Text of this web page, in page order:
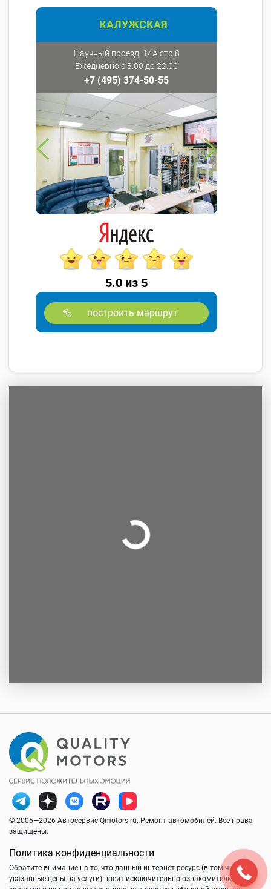
КАЛУЖСКАЯ
Научный проезд, 14А стр.8
Ежедневно с 8:00 до 22:00
+7 (495) 374-50-55
5.0 из 5
построить маршрут
© 2005—2026 Автосервис Qmotors.ru. Ремонт автомобилей. Все права
защищены.
Политика конфиденциальности
Обратите внимание на то, что данный интернет-ресурс (в том числе
указанные цены на услуги) носит исключительно ознакомительный